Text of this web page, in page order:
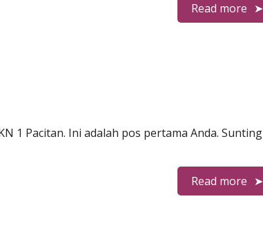
Read more
1 Pacitan. Ini adalah pos pertama Anda. Sunting
Read more